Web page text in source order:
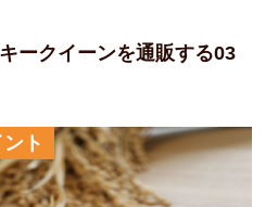
ークイーンを通販する03
ト